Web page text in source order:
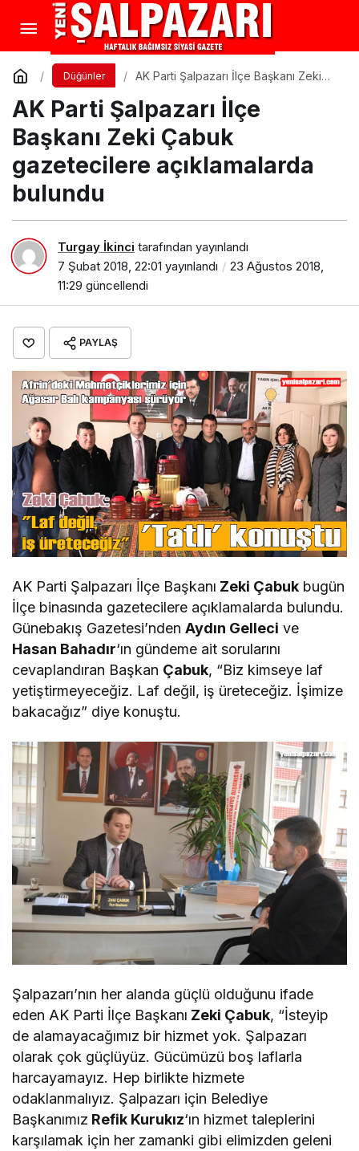
Düğünler
AK Parti Şalpazarı İlçe Başkanı Zeki
bulundu
AK Parti Şalpazarı İlçe
Başkanı Zeki Çabuk
gazetecilere açıklamalarda
bulundu
Turgay İkinci tarafından yayınlandı
7 Şubat 2018, 22:01 yayınlandı
23 Ağustos 2018,
11:29 güncellendi
PAYLAŞ
AK Parti Şalpazarı İlçe Başkanı Zeki Çabuk bugün
İlçe binasında gazetecilere açıklamalarda bulundu.
Günebakış Gazetesi’ndenAydın Gelleci ve
Hasan Bahadır‘ın gündeme ait sorularını
cevaplandıran Başkan Çabuk, “Biz kimseye laf
yetiştirmeyeceğiz. Laf değil, iş üreteceğiz. İşimize
bakacağız” diye konuştu.
Şalpazarı’nın her alanda güçlü olduğunu ifade
eden AK Parti İlçe Başkanı Zeki Çabuk, “İsteyip
de alamayacağımız bir hizmet yok. Şalpazarı
olarak çok güçlüyüz. Gücümüzü boş laflarla
harcayamayız. Hep birlikte hizmete
odaklanmalıyız. Şalpazarı için Belediye
Başkanımız Refik Kurukız‘ın hizmet taleplerini
karşılamak için her zamanki gibi elimizden geleni